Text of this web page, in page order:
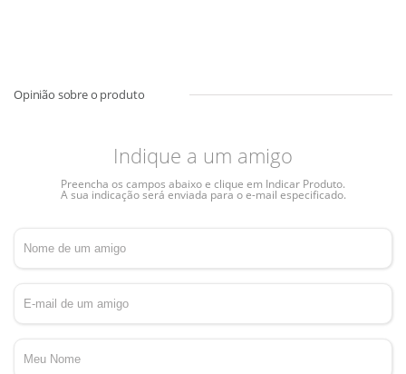
Indique a um amigo
Preencha os campos abaixo e clique em Indicar Produto.
A sua indicação será enviada para o e-mail especificado.